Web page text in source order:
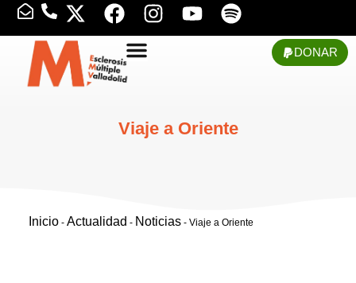
DONAR
Viaje a Oriente
Inicio- Actualidad - Noticias- Viaje a Oriente